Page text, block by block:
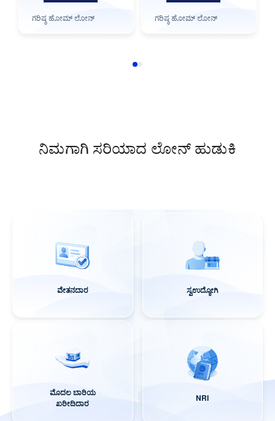
ಗರಿಷ್ಠ ಹೋಮ್ ಲೋನ್ ಗರಿಷ್ಠ ಹೋಮ್ ಲೋನ್
ನಿಮಗಾಗಿ ಸರಿಯಾದ ಲೋನ್ ಹುಡುಕಿ
ವೇತನದಾರ ಸ್ವಉದ್ಯೋಗಿ
ಮೊದಲ ಬಾರಿಯ
ಖರೀದಿದಾರ
NRI